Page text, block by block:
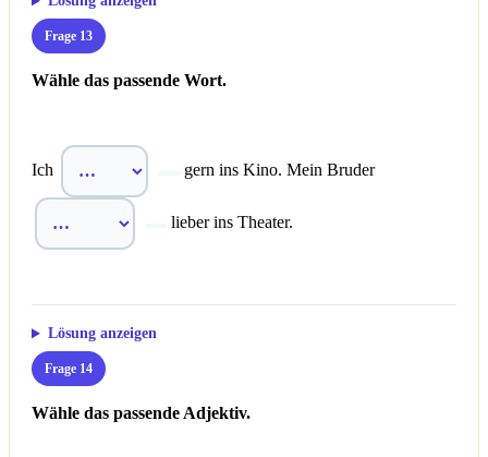
Frage 13
Wähle das passende Wort.
Ich gern ins Kino. Mein Bruder
lieber ins Theater.
Lösung anzeigen
Frage 14
Wähle das passende Adjektiv.